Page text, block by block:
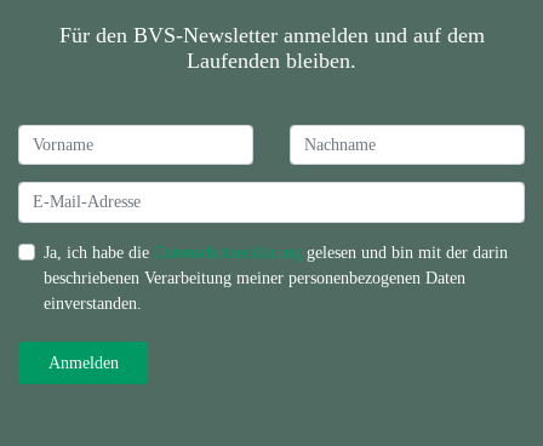
Für den BVS-Newsletter anmelden und auf dem
Laufenden bleiben.
Ja, ich habe die Datenschutzerklärung gelesen und bin mit der darin
beschriebenen Verarbeitung meiner personenbezogenen Daten
einverstanden.